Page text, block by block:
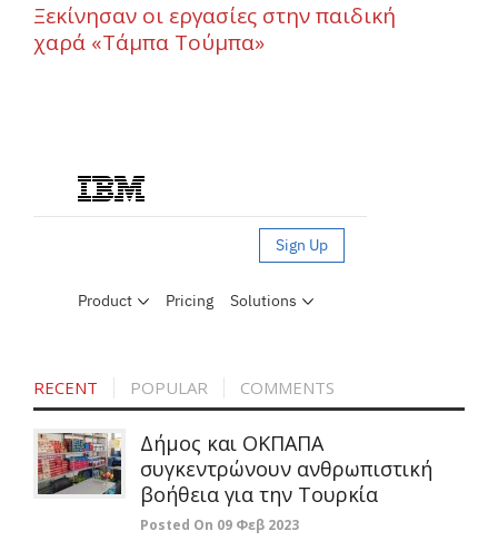
Ξεκίνησαν οι εργασίες στην παιδική
χαρά «Τάμπα Τούμπα»
RECENT POPULAR COMMENTS
Δήμος και ΟΚΠΑΠΑ
συγκεντρώνουν ανθρωπιστική
βοήθεια για την Τουρκία
Posted On 09 Φεβ 2023